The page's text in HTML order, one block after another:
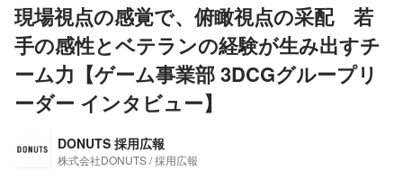
現場視点の感覚で、俯瞰視点の采配 若
手の感性とベテランの経験が生み出すチ
ーム力【ゲーム事業部 3DCGグループリ
ーダー インタビュー】
DONUTS 採用広報
株式会社DONUTS / 採用広報